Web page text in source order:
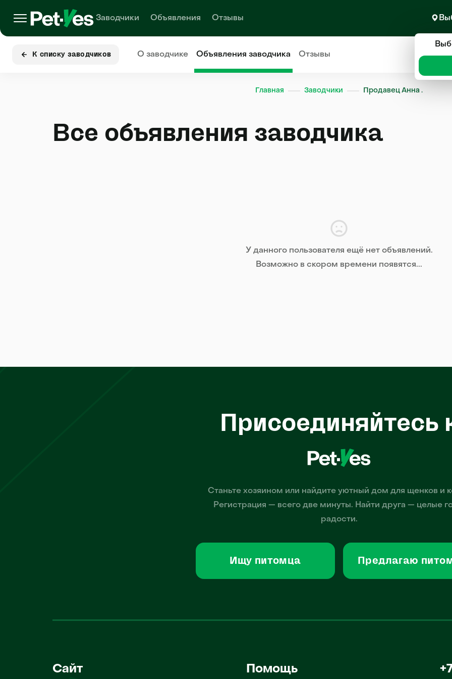
Заводчики Объявления Отзывы
К списку заводчиков О заводчике Объявлениязаводчика Отзывы
Главная Заводчики Продавец Анна .
Все объявления заводчика
У данного пользователя ещё нет объявлений.
Возможно в скором времени появятся...
Присоединяйтесь
Станьте хозяином или найдите уютный дом для щенков и
Регистрация — всего две минуты. Найти друга — целые
радости.
Ищу питомца Предлагаю
Сайт Помощь